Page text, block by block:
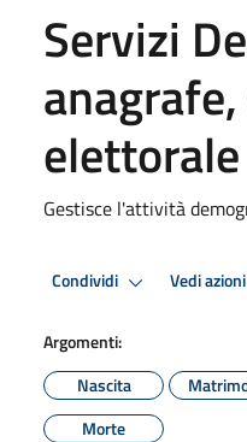
Servizi
elettorale
Gestisce l'attività
Condividi Vedi azioni
Argomenti:
Nascita
Morte